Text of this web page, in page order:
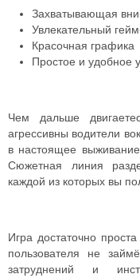
Захватывающая
Увлекательный
Красочная графика
Простое и удобное
Чем дальше
агрессивны водители
в настоящее
Сюжетная линия
каждой из которых вы
Игра достаточно
пользователя не
затруднений и